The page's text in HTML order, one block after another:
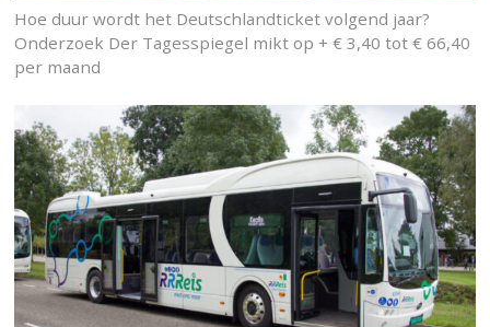
Hoe duur wordt het Deutschlandticket volgend jaar?
Onderzoek Der Tagesspiegel mikt op + € 3,40 tot € 66,40
per maand